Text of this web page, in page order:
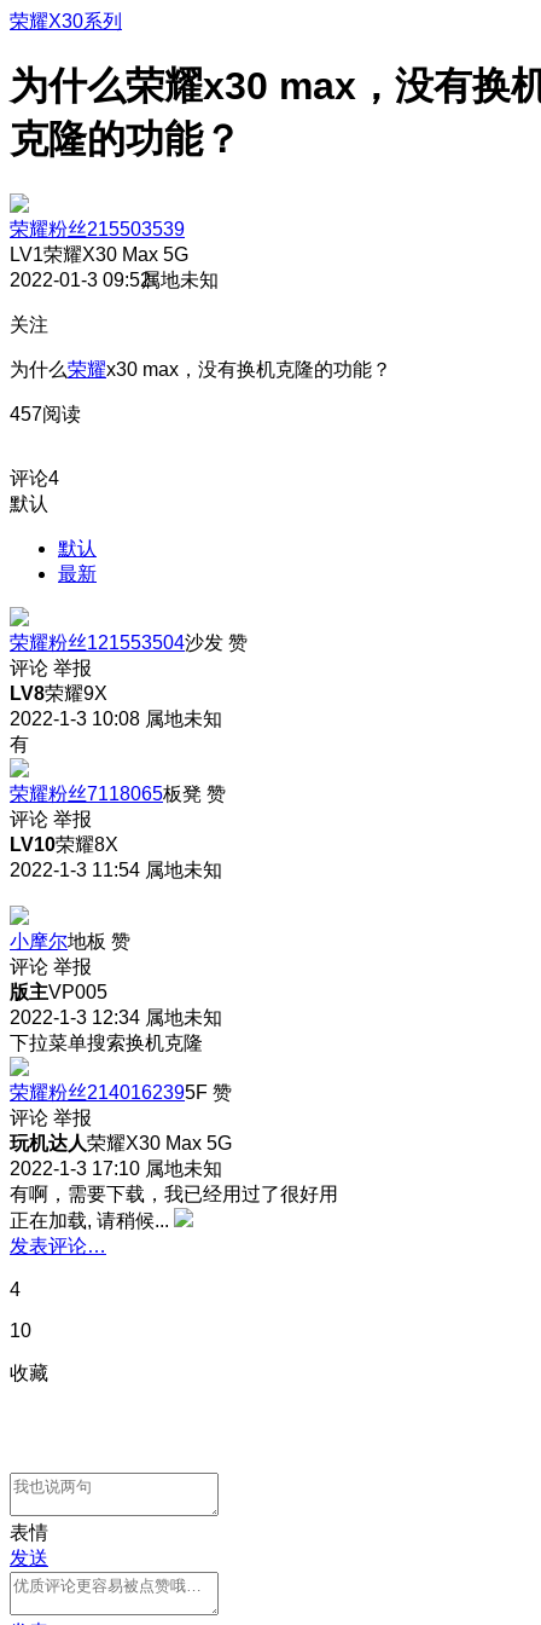
荣耀X30系列
为什么荣耀x30 max，没有换
克隆的功能？
荣耀粉丝215503539
LV1荣耀X30 Max 5G
2022-01-3 09:52属地未知
关注
为什么荣耀x30 max，没有换机克隆的功能？
457阅读
评论4
默认
默认
最新
荣耀粉丝121553504沙发 赞
评论 举报
LV8荣耀9X
2022-1-3 10:08 属地未知
有
荣耀粉丝7118065板凳 赞
评论 举报
LV10荣耀8X
2022-1-3 11:54 属地未知
小摩尔地板 赞
评论 举报
版主VP005
2022-1-3 12:34 属地未知
下拉菜单搜索换机克隆
荣耀粉丝2140162395F 赞
评论 举报
玩机达人荣耀X30 Max 5G
2022-1-3 17:10 属地未知
有啊，需要下载，我已经用过了很好用
正在加载, 请稍候...
发表评论…
4
10
收藏
表情
发送